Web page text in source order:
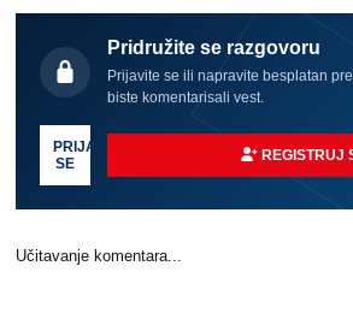
Pridružite se razgovoru
Prijavite se ili napravite besplatan
biste komentarisali vest.
PRIJAVI
SE
REGISTRUJ
Učitavanje komentara...